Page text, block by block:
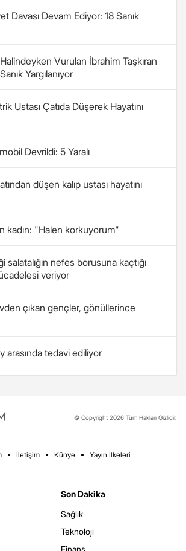
Davası Devam Ediyor: 18 Sanık
Vurulan İbrahim Taşkıran
Yargılanıyor
Ustası Çatıda Düşerek Hayatını
Devrildi: 5 Yaralı
düşen kalıp ustası hayatını
kadın: "Halen korkuyorum"
salatalığın nefes borusuna kaçtığı
veriyor
çıkan gençler, gönüllerince
arasında tedavi ediliyor
© Copyright 2026 Tüm Hakları Gizlidir.
İletişim Künye Yayın İlkeleri
Son Dakika
Sağlık
Teknoloji
Finans